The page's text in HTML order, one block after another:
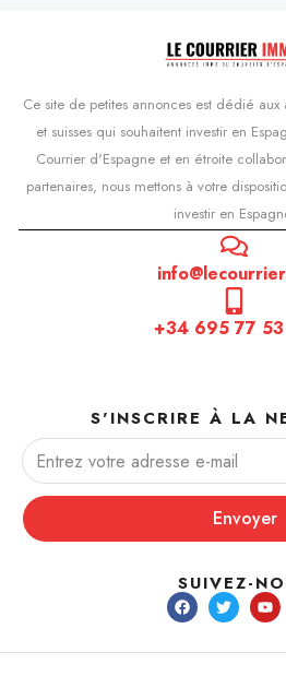
Ce site de petites annonces est dédié
et suisses qui souhaitent investir en
Courrier d'Espagne et en étroite
partenaires, nous mettons à votre
investir en
+34 695 77
S'INSCRIRE À LA
Envoyer
SUIVEZ-